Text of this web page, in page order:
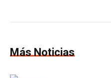
Más Noticias